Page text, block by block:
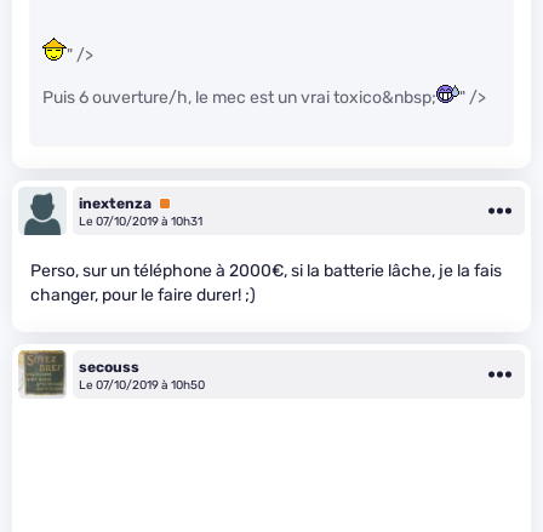
" />
Puis 6 ouverture/h, le mec est un vrai toxico&nbsp; " />
inextenza Premium
Le 07/10/2019 à 10h31
Perso, sur un téléphone à 2000€, si la batterie lâche, je la fais
changer, pour le faire durer! ;)
secouss
Le 07/10/2019 à 10h50